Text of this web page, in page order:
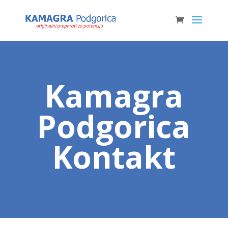
Kamagra
Podgorica
Kontakt